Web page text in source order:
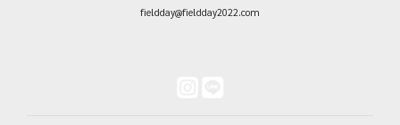
fieldday@fieldday2022.com